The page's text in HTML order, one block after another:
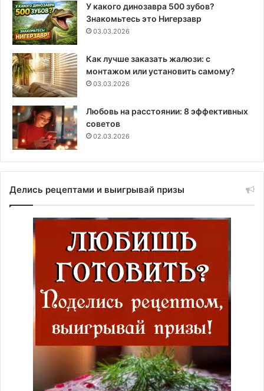
У какого динозавра 500 зубов?
Знакомьтесь это Нигерзавр
03.03.2026
Как лучше заказать жалюзи: с
монтажом или установить самому?
03.03.2026
Любовь на расстоянии: 8 эффективных
советов
02.03.2026
Делись рецептами и выигрывай призы